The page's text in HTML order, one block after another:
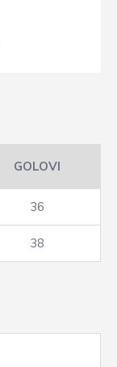
GOLOVI
36
38